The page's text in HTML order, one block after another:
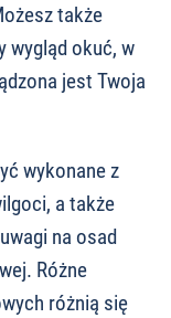
także
wygląd okuć, w
jest Twoja
wykonane z
a także
na osad
Różne
różnią się